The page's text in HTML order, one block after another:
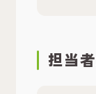
担当者